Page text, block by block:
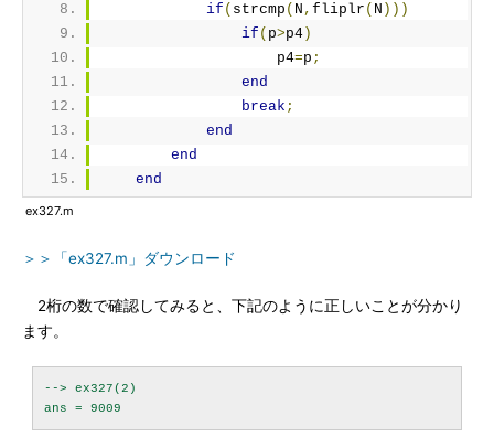
if ( strcmp ( N , fliplr ( N )))
if ( p>p4)
                    p4
=p ;
end
break ;
end
end
end
ex327.m
＞＞「ex327.m」ダウンロード
2桁の数で確認してみると、下記のように正しいことが分かり
ます。
--> ex327(2)